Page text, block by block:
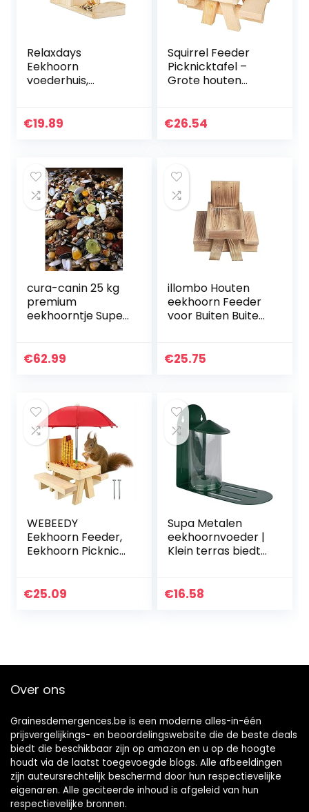
Relaxdays
Eekhoorn
voederhuis,
op te hangen,
€19.89
Squirrel Feeder
Picknicktafel –
Grote houten
voedsel opslag
€26.54
cura-canin 25 kg
premium
eekhoorntje Super
topklasse
€62.99
illombo Houten
eekhoorn Feeder
voor Buiten Buiten
Bank Feeders Huis
€25.75
WEBEEDY
Eekhoorn Feeder,
Eekhoorn Picknick
Buiten Houden
€25.09
Supa Metalen
eekhoornvoeder |
Klein terras biedt
voeden |
€16.58
Over ons
Grainesdemergences.be is een moderne alles-in-één
prijsvergelijkings- en beoordelingswebsite die de beste deals
biedt die beschikbaar zijn op amazon en u op de hoogte
houdt via de laatst toegevoegde blogs. Alle afbeeldingen
zijn auteursrechtelijk beschermd door hun respectievelijke
eigenaren. Alle geciteerde inhoud is afgeleid van hun
respectievelijke bronnen.